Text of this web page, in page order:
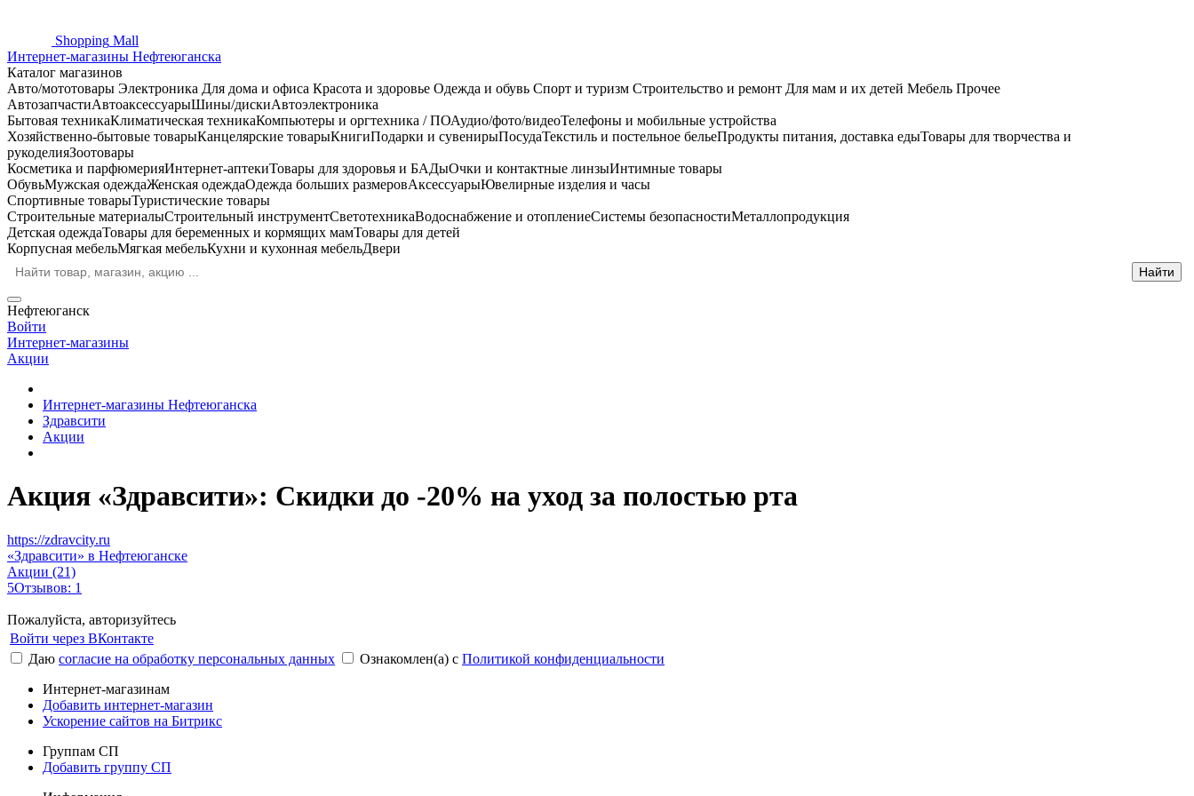
Shopping Mall
Интернет-магазины Нефтеюганска
Каталог магазинов
Авто/мототовары Электроника Для дома и офиса Красота и здоровье Одежда и обувь Спорт и туризм Строительство и ремонт Для мам и их детей Мебель Прочее
АвтозапчастиАвтоаксессуарыШины/дискиАвтоэлектроника
Бытовая техникаКлиматическая техникаКомпьютеры и оргтехника / ПОАудио/фото/видеоТелефоны и мобильные устройства
Хозяйственно-бытовые товарыКанцелярские товарыКнигиПодарки и сувенирыПосудаТекстиль и постельное бельеПродукты питания, доставка едыТовары для творчества и
рукоделияЗоотовары
Косметика и парфюмерияИнтернет-аптекиТовары для здоровья и БАДыОчки и контактные линзыИнтимные товары
ОбувьМужская одеждаЖенская одеждаОдежда больших размеровАксессуарыЮвелирные изделия и часы
Спортивные товарыТуристические товары
Строительные материалыСтроительный инструментСветотехникаВодоснабжение и отоплениеСистемы безопасностиМеталлопродукция
Детская одеждаТовары для беременных и кормящих мамТовары для детей
Корпусная мебельМягкая мебельКухни и кухонная мебельДвери
Нефтеюганск
Войти
Интернет-магазины
Акции
Интернет-магазины Нефтеюганска
Здравсити
Акции
Акция «Здравсити»: Скидки до -20% на уход за полостью рта
https://zdravcity.ru
«Здравсити» в Нефтеюганске
Акции (21)
5Отзывов: 1
Пожалуйста, авторизуйтесь
Войти через ВКонтакте
Даю согласие на обработку персональных данных Ознакомлен(а) с Политикой конфиденциальности
Интернет-магазинам
Добавить интернет-магазин
Ускорение сайтов на Битрикс
Группам СП
Добавить группу СП